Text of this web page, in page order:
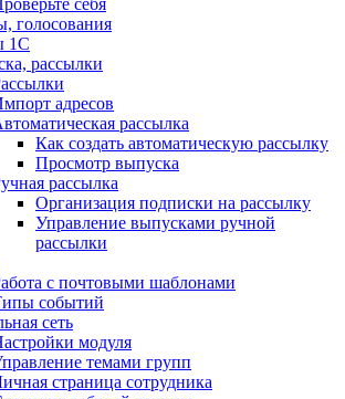
себя
голосования
1С
рассылки
адресов
рассылка
Как создать автоматическую рассылку
Просмотр выпуска
рассылка
Организация подписки на рассылку
Управление выпусками ручной
рассылки
с почтовыми шаблонами
событий
сеть
модуля
темами групп
страница сотрудника